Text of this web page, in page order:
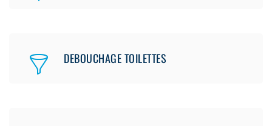
DEBOUCHAGE TOILETTES